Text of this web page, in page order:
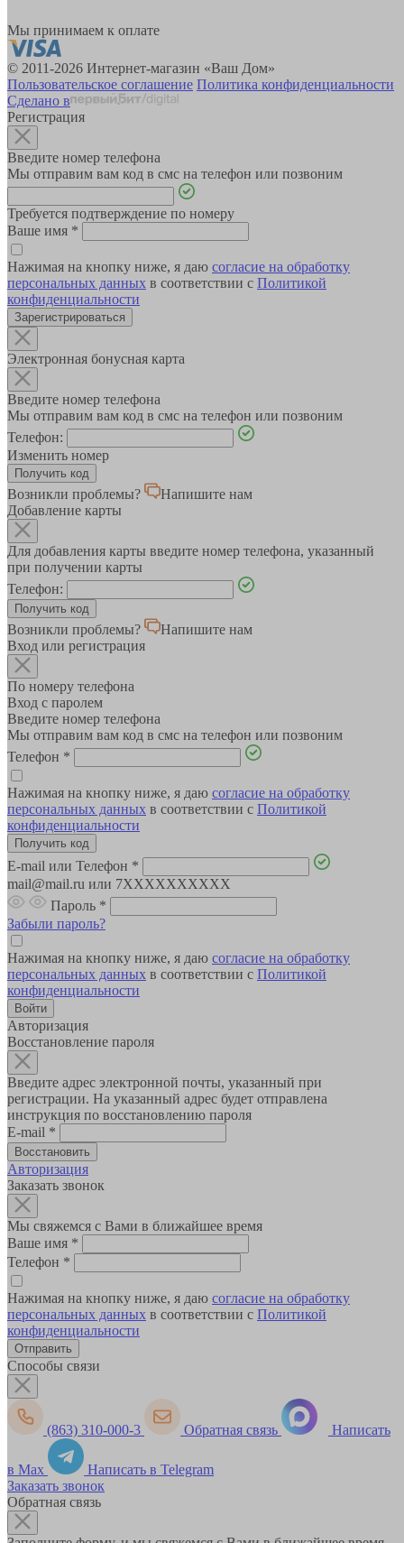
Мы принимаем к оплате
© 2011-2026 Интернет-магазин «Ваш Дом»
Пользовательское соглашение Политика конфиденциальности
Сделано в
Регистрация
Введите номер телефона
Мы отправим вам код в смс на телефон или позвоним
Требуется подтверждение по номеру
Ваше имя *
Нажимая на кнопку ниже, я даю согласие на обработку
персональных данных в соответствии с Политикой
конфиденциальности
Зарегистрироваться
Электронная бонусная карта
Введите номер телефона
Мы отправим вам код в смс на телефон или позвоним
Телефон:
Изменить номер
Возникли проблемы?
Напишите нам
Добавление карты
Для добавления карты введите номер телефона, указанный
при получении карты
Телефон:
Возникли проблемы?
Напишите нам
Вход или регистрация
По номеру телефона
Вход с паролем
Введите номер телефона
Мы отправим вам код в смс на телефон или позвоним
Телефон *
Нажимая на кнопку ниже, я даю согласие на обработку
персональных данных в соответствии с Политикой
конфиденциальности
E-mail или Телефон *
mail@mail.ru или 7XXXXXXXXXX
Пароль *
Забыли пароль?
Нажимая на кнопку ниже, я даю согласие на обработку
персональных данных в соответствии с Политикой
конфиденциальности
Авторизация
Восстановление пароля
Введите адрес электронной почты, указанный при
регистрации. На указанный адрес будет отправлена
инструкция по восстановлению пароля
E-mail *
Авторизация
Заказать звонок
Мы свяжемся с Вами в ближайшее время
Ваше имя *
Телефон *
Нажимая на кнопку ниже, я даю согласие на обработку
персональных данных в соответствии с Политикой
конфиденциальности
Способы связи
(863) 310-000-3 Обратная связь Написать
в Max
Написать в Telegram
Заказать звонок
Обратная связь